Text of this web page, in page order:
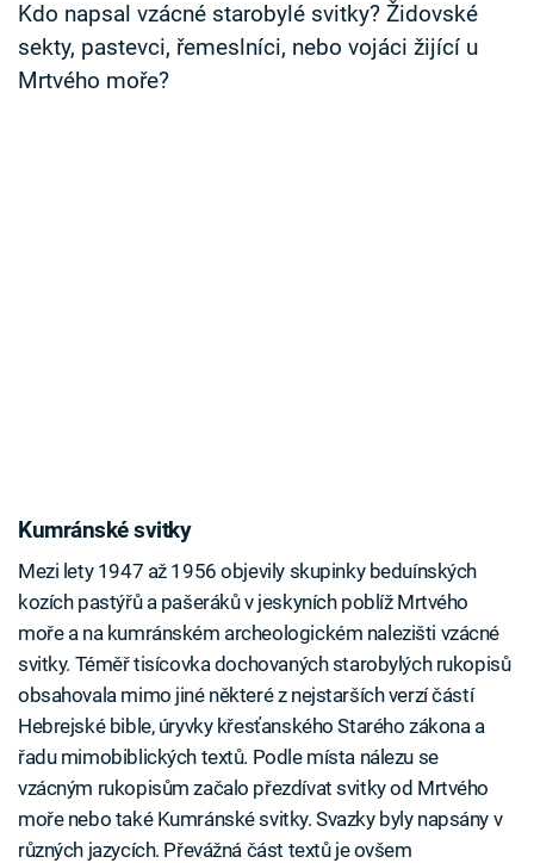
Sledujte nás
Kdo napsal vzácné starobylé svitky? Židovské
sekty, pastevci, řemeslníci, nebo vojáci žijící u
Mrtvého moře?
Kumránské svitky
Mezi lety 1947 až 1956 objevily skupinky beduínských
kozích pastýřů a pašeráků v jeskyních poblíž Mrtvého
moře a na kumránském archeologickém nalezišti vzácné
svitky. Téměř tisícovka dochovaných starobylých rukopisů
obsahovala mimo jiné některé z nejstarších verzí částí
Hebrejské bible, úryvky křesťanského Starého zákona a
řadu mimobiblických textů. Podle místa nálezu se
vzácným rukopisům začalo přezdívat svitky od Mrtvého
moře nebo také Kumránské svitky. Svazky byly napsány v
různých jazycích. Převážná část textů je ovšem